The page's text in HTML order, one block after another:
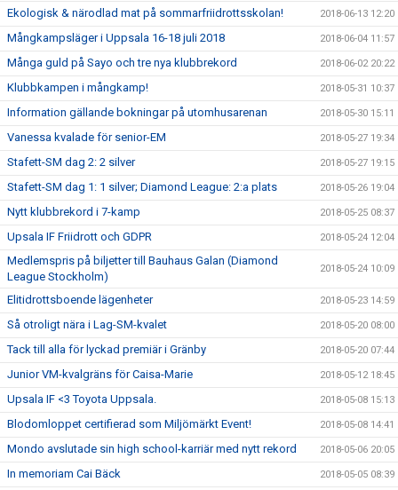
Ekologisk & närodlad mat på sommarfriidrottsskolan! 2018-06-13 12:20
Mångkampsläger i Uppsala 16-18 juli 2018 2018-06-04 11:57
Många guld på Sayo och tre nya klubbrekord 2018-06-02 20:22
Klubbkampen i mångkamp! 2018-05-31 10:37
Information gällande bokningar på utomhusarenan 2018-05-30 15:11
Vanessa kvalade för senior-EM 2018-05-27 19:34
Stafett-SM dag 2: 2 silver 2018-05-27 19:15
Stafett-SM dag 1: 1 silver; Diamond League: 2:a plats 2018-05-26 19:04
Nytt klubbrekord i 7-kamp 2018-05-25 08:37
Upsala IF Friidrott och GDPR 2018-05-24 12:04
Medlemspris på biljetter till Bauhaus Galan (Diamond
League Stockholm)
2018-05-24 10:09
Elitidrottsboende lägenheter 2018-05-23 14:59
Så otroligt nära i Lag-SM-kvalet 2018-05-20 08:00
Tack till alla för lyckad premiär i Gränby 2018-05-20 07:44
Junior VM-kvalgräns för Caisa-Marie 2018-05-12 18:45
Upsala IF <3 Toyota Uppsala. 2018-05-08 15:13
Blodomloppet certifierad som Miljömärkt Event! 2018-05-08 14:41
Mondo avslutade sin high school-karriär med nytt rekord 2018-05-06 20:05
In memoriam Cai Bäck 2018-05-05 08:39